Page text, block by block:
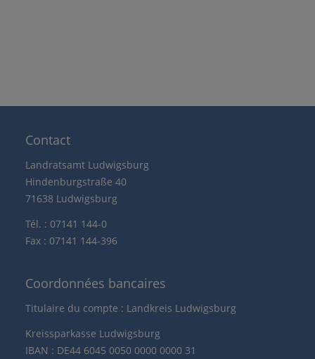
Contact
Landratsamt Ludwigsburg
Hindenburgstraße 40
71638 Ludwigsburg
Tél. : 07141 144-0
Fax : 07141 144-396
Coordonnées bancaires
Titulaire du compte : Landkreis Ludwigsburg
Kreissparkasse Ludwigsburg
IBAN : DE44 6045 0050 0000 0000 31